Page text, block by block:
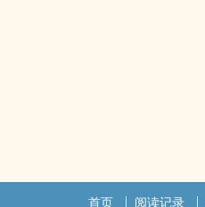
首页 阅读记录